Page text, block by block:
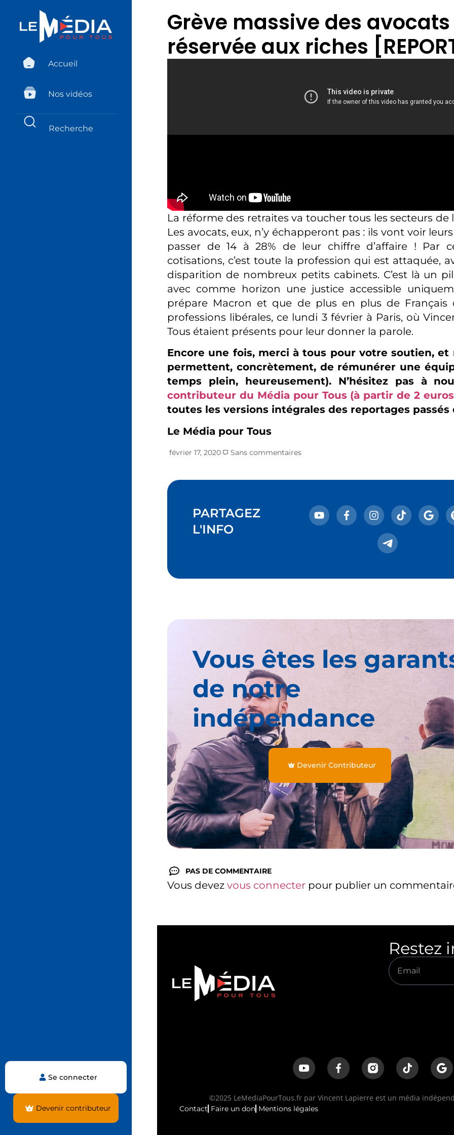
Accueil
Nos vidéos
Se connecter
Devenir contributeur
Grève massive des
réservée aux riches
La réforme des retraites va toucher tous les secteurs
Les avocats, eux, n’y échapperont pas : ils vont voir
passer de 14 à 28% de leur chiffre d’affaire ! Par
cotisations, c’est toute la profession qui est attaquée,
disparition de nombreux petits cabinets. C’est là un
avec comme horizon une justice accessible
prépare Macron et que de plus en plus de Français
professions libérales, ce lundi 3 février à Paris, où
Tous étaient présents pour leur donner la parole.
Encore une fois, merci à tous pour votre soutien,
permettent, concrètement, de rémunérer une
temps plein, heureusement). N’hésitez pas à
contributeur du Média pour Tous (à partir de 2
toutes les versions intégrales des reportages passés
Le Média pour Tous
février 17, 2020 Sans commentaires
PARTAGEZ
L'INFO
Vous êtes les
de notre
indépendance
Devenir Contributeur
PAS DE COMMENTAIRE
Vous devez vous connecter pour publier un
Restez
©2025 LeMediaPourTous.fr par Vincent Lapierre est un média
Contact Faire un don Mentions légales